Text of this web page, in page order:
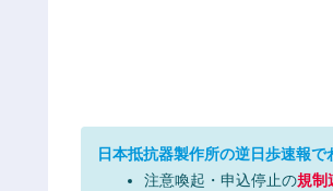
日本抵抗器製作所の逆日歩速報で
注意喚起・申込停止の規制